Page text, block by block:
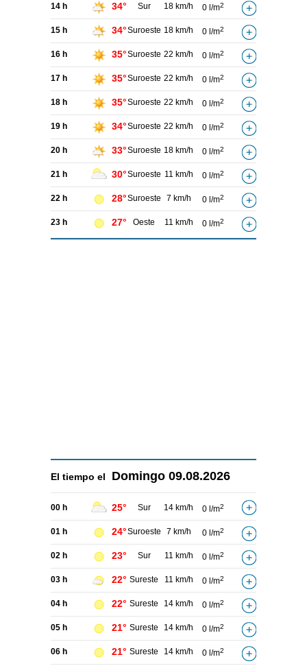
14 h 34° Sur 18 km/h 0 l/m2
15 h 34°Suroeste 18 km/h 0 l/m2
16 h 35°Suroeste 22 km/h 0 l/m2
17 h 35°Suroeste 22 km/h 0 l/m2
18 h 35°Suroeste 22 km/h 0 l/m2
19 h 34°Suroeste 22 km/h 0 l/m2
20 h 33°Suroeste 18 km/h 0 l/m2
21 h 30°Suroeste 11 km/h 0 l/m2
22 h 28°Suroeste 7 km/h 0 l/m2
23 h 27° Oeste 11 km/h 0 l/m2
El tiempo el Domingo 09.08.2026
00 h 25° Sur 14 km/h 0 l/m2
01 h 24°Suroeste 7 km/h 0 l/m2
02 h 23° Sur 11 km/h 0 l/m2
03 h 22° Sureste 11 km/h 0 l/m2
04 h 22° Sureste 14 km/h 0 l/m2
05 h 21° Sureste 14 km/h 0 l/m2
06 h 21° Sureste 14 km/h 0 l/m2